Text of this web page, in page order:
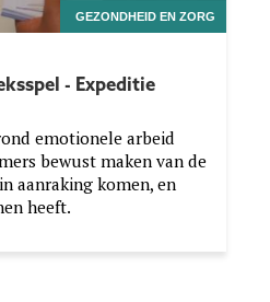
GEZONDHEID EN ZORG
- Expeditie
emotionele arbeid
bewust maken van de
aanraking komen, en
heeft.